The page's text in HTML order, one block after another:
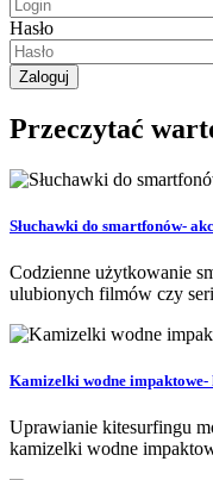
Hasło
Przeczytać
Słuchawki do smartfonów-
Codzienne użytkowanie
ulubionych filmów czy
Kamizelki wodne
Uprawianie kitesurfingu
kamizelki wodne